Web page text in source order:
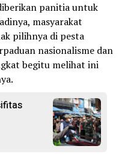
panitia untuk
masyarakat
pilihnya di pesta
nasionalisme dan
begitu melihat ini